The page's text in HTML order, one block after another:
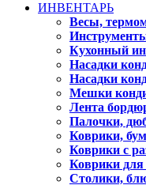
ИНВЕНТАРЬ
Весы,
Кухонный
Насадки
Насадки
Мешки
Лента
Палочки,
Коврики,
Коврики с
Коврики для
Столики,